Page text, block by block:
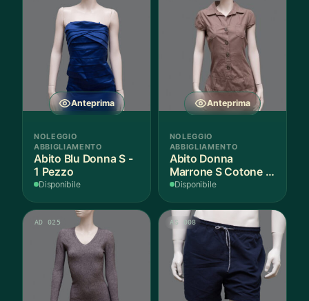
pagina
prodotto
Anteprima
NOLEGGIO
ABBIGLIAMENTO
Abito Blu Donna S -
1 Pezzo
Disponibile
Anteprima
NOLEGGIO
ABBIGLIAMENTO
Abito Donna
Marrone S Cotone -
1 Pezzo
Disponibile
AD 025 AS 008